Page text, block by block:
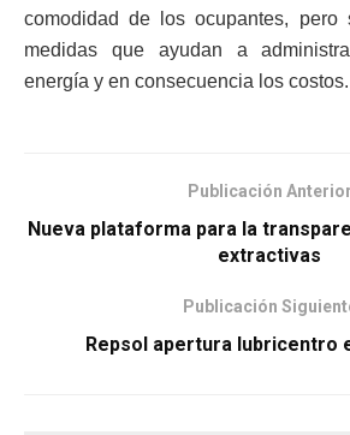
comodidad de los ocupantes, pero
medidas que ayudan a
energía y en consecuencia los costos.
Publicación Anterior
Nueva plataforma para la
extractivas
Publicación
Repsol apertura lubricentro